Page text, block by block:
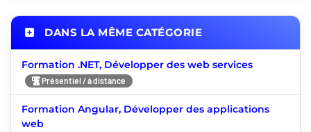
DANS LA MÊME CATÉGORIE
Formation .NET, Développer des web services
Présentiel / à distance
Formation Angular, Développer des applications
web